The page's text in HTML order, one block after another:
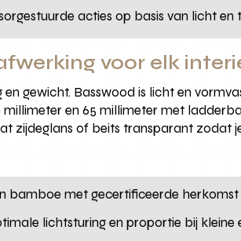
acties op basis van licht
voor elk
gewicht. Basswood is licht en
en 65 millimeter met
zijdeglans of beits transparant
bamboe met gecertificeerde herkomst
lichtsturing en proportie bij kleine